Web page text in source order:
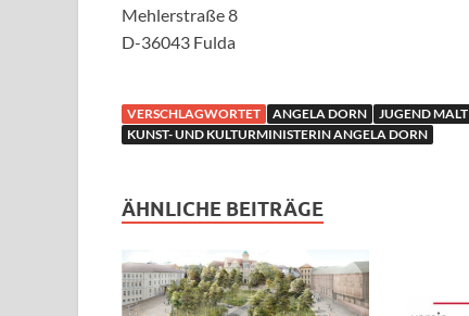
Mehlerstraße 8
D-36043 Fulda
VERSCHLAGWORTET ANGELA DORN JUGEND MALT
KUNST- UND KULTURMINISTERIN ANGELA DORN
ÄHNLICHE BEITRÄGE